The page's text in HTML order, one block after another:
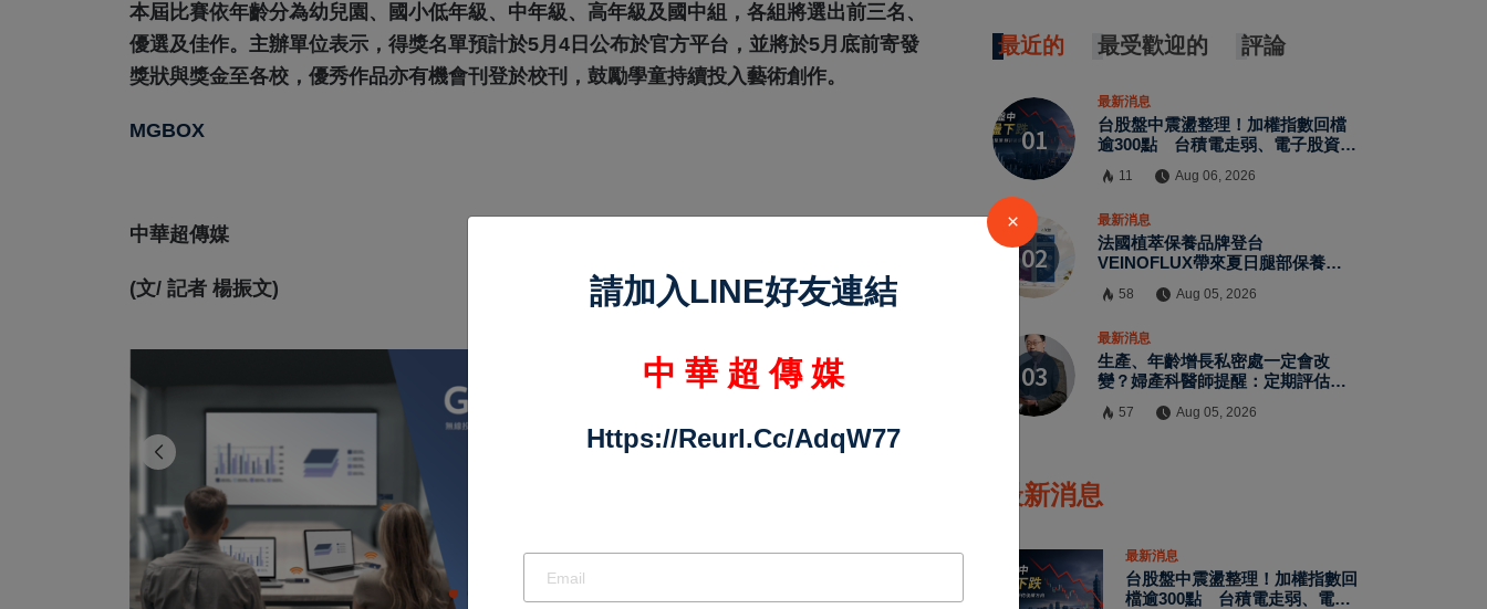
本屆比賽依年齡分為幼兒園、國小低年級、中年級、高年級及國中組，各組將選出前三名、
優選及佳作。主辦單位表示，得獎名單預計於5月4日公布於官方平台，並將於5月底前寄發
獎狀與獎金至各校，優秀作品亦有機會刊登於校刊，鼓勵學童持續投入藝術創作。
MGBOX
中華超傳媒
(文/ 記者 楊振文)
最近的 最受歡迎的 評論
最新消息
台股盤中震盪整理！加權指數回檔
逾300點 台積電走弱、電子股資金
11 Aug 06, 2026
最新消息
法國植萃保養品牌登台
VEINOFLUX帶來夏日腿部保養新
58 Aug 05, 2026
最新消息
生產、年齡增長私密處一定會改
變？婦產科醫師提醒：定期評估有
57 Aug 05, 2026
最新消息
最新消息
台股盤中震盪整理！加權指數回
檔逾300點 台積電走弱、電子
×
請加入LINE好友連結
中 華 超 傳 媒
Https://reurl.cc/adqW77